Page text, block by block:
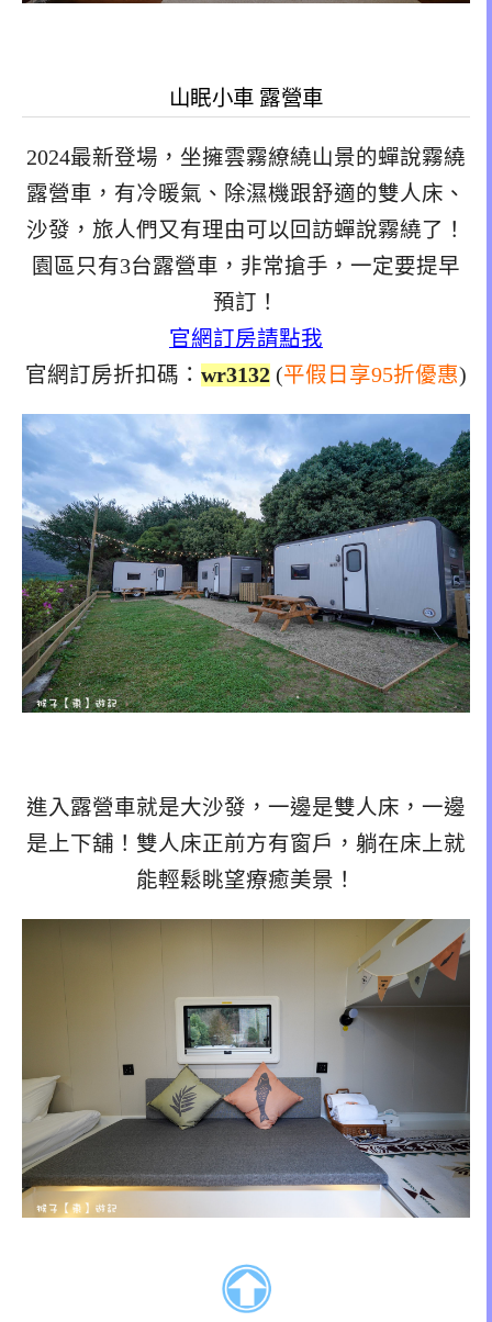
山眠小車 露營車
2024最新登場，坐擁雲霧繚繞山景的蟬說霧繞
露營車，有冷暖氣、除濕機跟舒適的雙人床、
沙發，旅人們又有理由可以回訪蟬說霧繞了！
園區只有3台露營車，非常搶手，一定要提早
預訂！
官網訂房請點我
官網訂房折扣碼： wr3132 (平假日享95折優惠)
進入露營車就是大沙發，一邊是雙人床，一邊
是上下舖！雙人床正前方有窗戶，躺在床上就
能輕鬆眺望療癒美景！